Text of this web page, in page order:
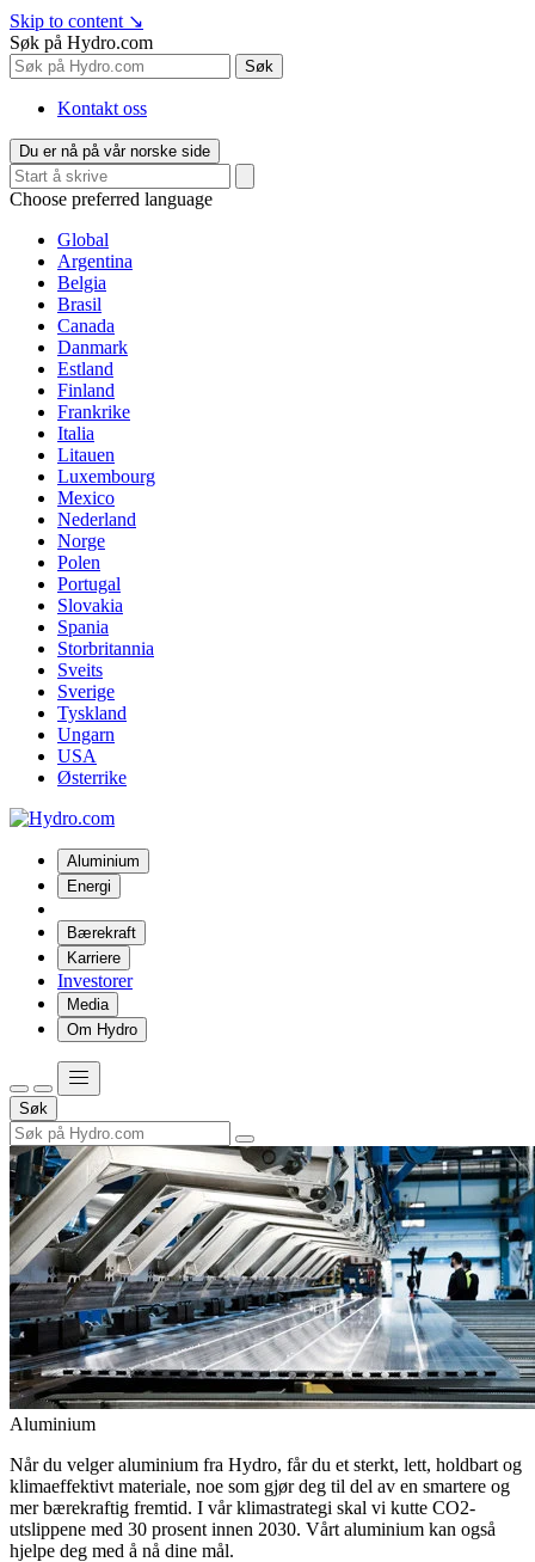
Skip to content ↘
Søk på Hydro.com
Søk
Kontakt oss
Du er nå på vår norske side
Choose preferred language
Global
Argentina
Belgia
Brasil
Canada
Danmark
Estland
Finland
Frankrike
Italia
Litauen
Luxembourg
Mexico
Nederland
Norge
Polen
Portugal
Slovakia
Spania
Storbritannia
Sveits
Sverige
Tyskland
Ungarn
USA
Østerrike
Aluminium
Energi
Bærekraft
Karriere
Investorer
Media
Om Hydro
Søk
Aluminium
Når du velger aluminium fra Hydro, får du et sterkt, lett, holdbart og
klimaeffektivt materiale, noe som gjør deg til del av en smartere og
mer bærekraftig fremtid. I vår klimastrategi skal vi kutte CO2-
utslippene med 30 prosent innen 2030. Vårt aluminium kan også
hjelpe deg med å nå dine mål.